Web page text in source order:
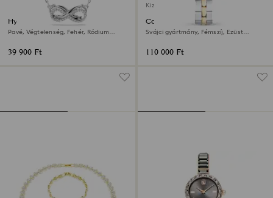
Hyperbola medál
Pavé, Végtelenség, Fehér, Ródium
39 900 Ft
Kizárólag online elérhető
Cosmopolitan óra
Svájci gyártmány, Fémszíj, Ezüst
110 000 Ft